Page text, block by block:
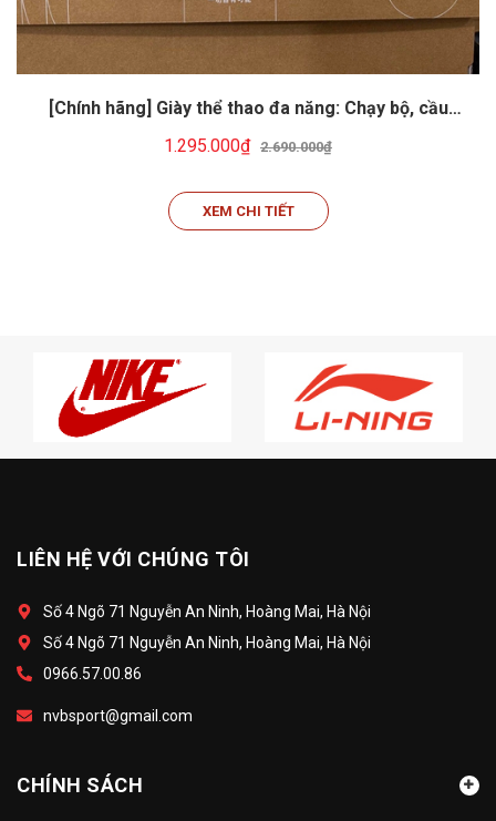
[Chính hãng] Giày thể thao đa năng: Chạy bộ, cầu
1.295.000₫ 2.690.000₫
XEM CHI TIẾT
LIÊN HỆ VỚI CHÚNG TÔI
Số 4 Ngõ 71 Nguyễn An Ninh, Hoàng Mai, Hà Nội
Số 4 Ngõ 71 Nguyễn An Ninh, Hoàng Mai, Hà Nội
0966.57.00.86
nvbsport@gmail.com
CHÍNH SÁCH